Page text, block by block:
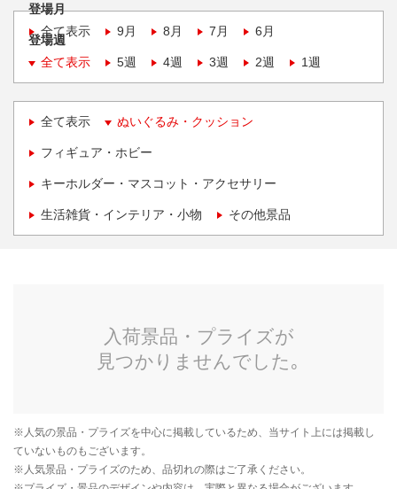
登場月
全て表示
9月 8月 7月 6月
登場週
全て表示
5週 4週 3週 2週 1週
全て表示 ぬいぐるみ・クッション
フィギュア・ホビー
キーホルダー・マスコット・アクセサリー
生活雑貨・インテリア・小物 その他景品